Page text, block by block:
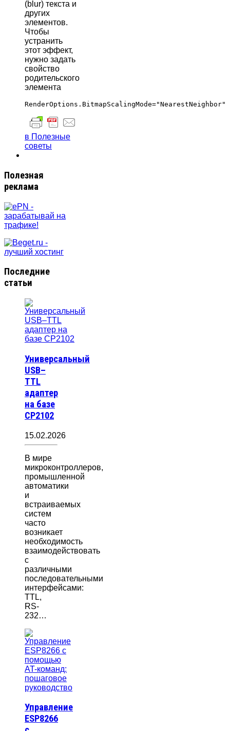
(blur) текста и
других
элементов.
Чтобы
устранить
этот эффект,
нужно задать
свойство
родительского
элемента
в Полезные
советы
Полезная
реклама
Последние
статьи
Универсальный
USB–
TTL
адаптер
на базе
CP2102
15.02.2026
В мире
микроконтроллеров,
промышленной
автоматики
и
встраиваемых
систем
часто
возникает
необходимость
взаимодействовать
с
различными
последовательными
интерфейсами:
TTL,
RS-
232…
Управление
ESP8266